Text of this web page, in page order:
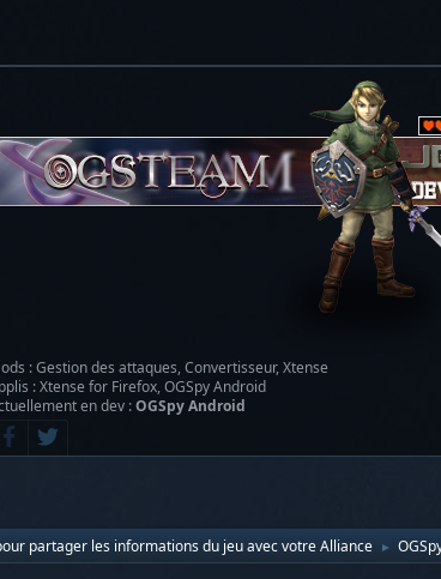
: Gestion des attaques, Convertisseur, Xtense
: Xtense for Firefox, OGSpy Android
en dev :OGSpy Android
partager les informations du jeu avec votre Alliance ►